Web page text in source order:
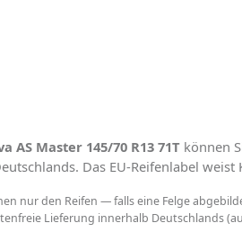
AS Master 145/70 R13 71T können
Das EU-Reifenlabel
nur den Reifen — falls eine Felge
Lieferung innerhalb Deutschlands